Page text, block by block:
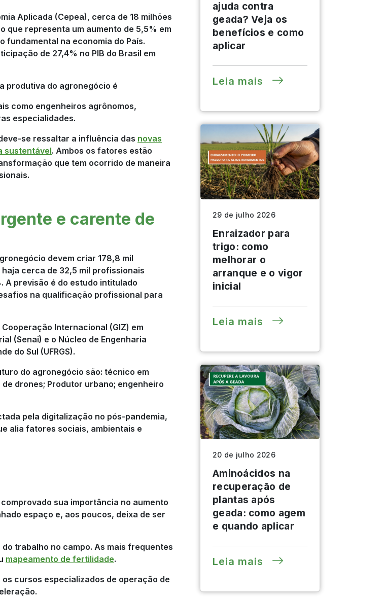
Aplicada (Cepea), cerca de 18 milhões
que representa um aumento de 5,5% em
fundamental na economia do País.
de 27,4% no PIB do Brasil em
produtiva do agronegócio é
como engenheiros agrônomos,
especialidades.
se ressaltar a influência das novas
sustentável. Ambos os fatores estão
que tem ocorrido de maneira
e carente de
devem criar 178,8 mil
cerca de 32,5 mil profissionais
A previsão é do estudo intitulado
na qualificação profissional para
Internacional (GIZ) em
(Senai) e o Núcleo de Engenharia
do Sul (UFRGS).
do agronegócio são: técnico em
drones; Produtor urbano; engenheiro
pela digitalização no pós-pandemia,
alia fatores sociais, ambientais e
sua importância no aumento
espaço e, aos poucos, deixa de ser
trabalho no campo. As mais frequentes
mapeamento de fertilidade.
cursos especializados de operação de
ajuda contra
geada? Veja os
benefícios e como
aplicar
Leia mais
29 de julho 2026
Enraizador para
trigo: como
melhorar o
arranque e o vigor
inicial
Leia mais
20 de julho 2026
Aminoácidos na
recuperação de
plantas após
geada: como agem
e quando aplicar
Leia mais